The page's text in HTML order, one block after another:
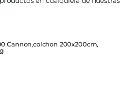
,Cannon,colchon 200x200cm,